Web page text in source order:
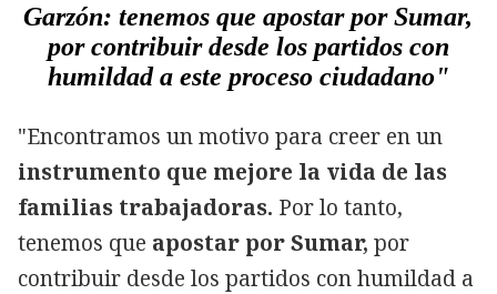
Garzón: tenemos que apostar por Sumar,
por contribuir desde los partidos con
humildad a este proceso ciudadano"
"Encontramos un motivo para creer en un
instrumento que mejore la vida de las
familias trabajadoras. Por lo tanto,
tenemos que apostar por Sumar, por
contribuir desde los partidos con humildad a